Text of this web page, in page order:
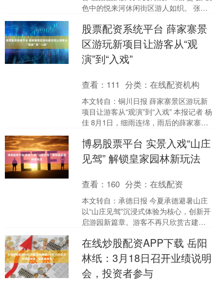
色中的悦来河休闲街区游人如织。 张启
启幕....
股票配资系统平台 薛家寨景
区游玩新项目让游客从“观
演”到“入戏”
查看： 111 分类：在线配资机构
本文转自：铜川日报 薛家寨景区游玩新
项目让游客从“观演”到“入戏” 本报记者 杨
佳 8月1日，细雨连绵，雨后的薛家寨升
卷引来一....
博易股票平台 实景入戏“山庄
见驾” 解锁皇家园林新玩法
查看： 160 分类：在线配资
本文转自：承德日报 今夏承德避暑山庄
以“山庄见驾”沉浸式体验为核心，创新开
启游园新篇章。游客不再只欣赏古建山
旗兵持旌旗列阵，热....
在线炒股配资APP下载 岳阳
林纸：3月18日召开业绩说明
会，投资者参与